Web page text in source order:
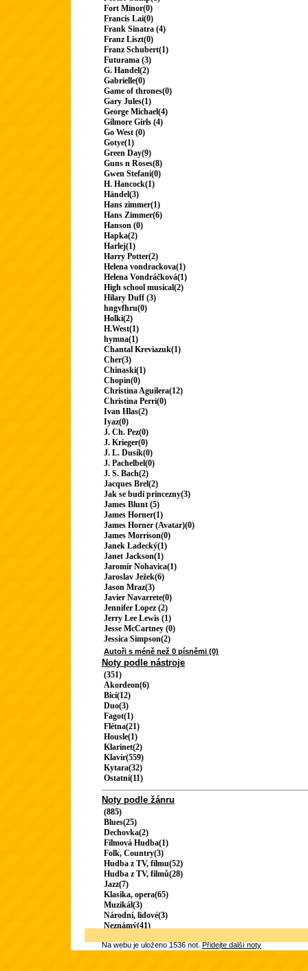
Fort Minor(0)
Francis Lai(0)
Frank Sinatra (4)
Franz Liszt(0)
Franz Schubert(1)
Futurama (3)
G. Handel(2)
Gabrielle(0)
Game of thrones(0)
Gary Jules(1)
George Michael(4)
Gilmore Girls (4)
Go West (0)
Gotye(1)
Green Day(9)
Guns n Roses(8)
Gwen Stefani(0)
H. Hancock(1)
Händel(3)
Hans zimmer(1)
Hans Zimmer(6)
Hanson (0)
Hapka(2)
Harlej(1)
Harry Potter(2)
Helena vondrackova(1)
Helena Vondráčková(1)
High school musical(2)
Hilary Duff (3)
hngvfhru(0)
Holki(2)
H.West(1)
hymna(1)
Chantal Kreviazuk(1)
Cher(3)
Chinaski(1)
Chopin(0)
Christina Aguilera(12)
Christina Perri(0)
Ivan Hlas(2)
Iyaz(0)
J. Ch. Pez(0)
J. Krieger(0)
J. L. Dusík(0)
J. Pachelbel(0)
J. S. Bach(2)
Jacques Brel(2)
Jak se budí princezny(3)
James Blunt (5)
James Horner(1)
James Horner (Avatar)(0)
James Morrison(0)
Janek Ladecký(1)
Janet Jackson(1)
Jaromír Nohavica(1)
Jaroslav Ježek(6)
Jason Mraz(3)
Javier Navarrete(0)
Jennifer Lopez (2)
Jerry Lee Lewis (1)
Jesse McCartney (0)
Jessica Simpson(2)
Autoři s méně než 0 písněmi (0)
Noty podle nástroje
(351)
Akordeon(6)
Bicí(12)
Duo(3)
Fagot(1)
Flétna(21)
Housle(1)
Klarinet(2)
Klavír(559)
Kytara(32)
Ostatní(11)
Noty podle žánru
(885)
Blues(25)
Dechovka(2)
Filmová Hudba(1)
Folk, Country(3)
Hudba z TV, filmu(52)
Hudba z TV, filmů(28)
Jazz(7)
Klasika, opera(65)
Muzikál(3)
Národní, lidové(3)
Neznámý(41)
Na webu je uloženo 1536 not.Přidejte další noty